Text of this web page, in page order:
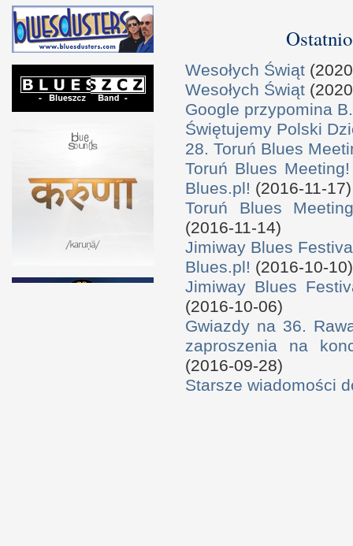
Wesołych Świąt
Wesołych Świąt
Google przypomina
Świętujemy Polski
28. Toruń Blues
Toruń Blues
Blues.pl! (2016-11-17)
Toruń Blues
(2016-11-14)
Jimiway Blues
Blues.pl! (2016-10-10)
Jimiway Blues
(2016-10-06)
Gwiazdy na 36.
zaproszenia na
(2016-09-28)
Starsze wiadomości